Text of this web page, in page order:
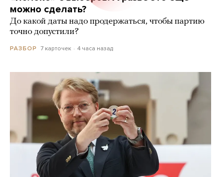
можно сделать?
До какой даты надо продержаться, чтобы партию
точно допустили?
РАЗБОР 7 карточек 4 часа назад